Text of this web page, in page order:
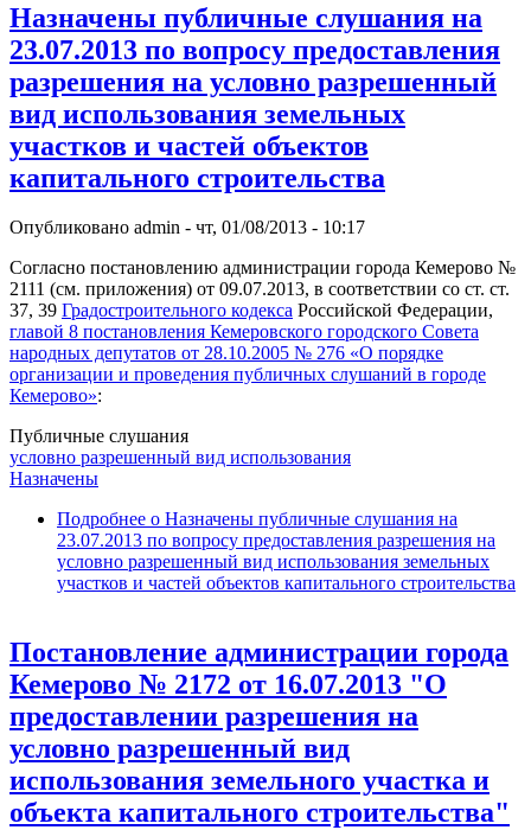
Назначены публичные слушания на
23.07.2013 по вопросу предоставления
разрешения на условно разрешенный
вид использования земельных
участков и частей объектов
капитального строительства
Опубликовано admin - чт, 01/08/2013 - 10:17
Согласно постановлению администрации города Кемерово №
2111 (см. приложения) от 09.07.2013, в соответствии со ст. ст.
37, 39 Градостроительного кодекса Российской Федерации,
главой 8 постановления Кемеровского городского Совета
народных депутатов от 28.10.2005 № 276 «О порядке
организации и проведения публичных слушаний в городе
Кемерово»:
Публичные слушания
условно разрешенный вид использования
Назначены
Подробнее о Назначены публичные слушания на
23.07.2013 по вопросу предоставления разрешения на
условно разрешенный вид использования земельных
участков и частей объектов капитального строительства
Постановление администрации города
Кемерово № 2172 от 16.07.2013 "О
предоставлении разрешения на
условно разрешенный вид
использования земельного участка и
объекта капитального строительства"